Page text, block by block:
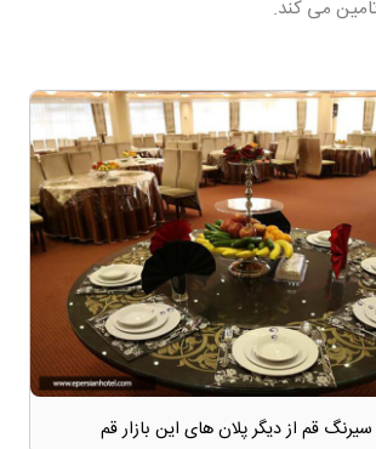
می کند.
قم از دیگر پلان های این بازار قم